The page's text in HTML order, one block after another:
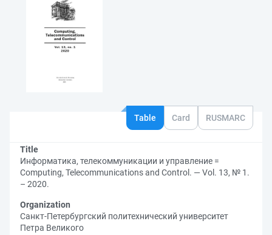
Table Card RUSMARC
Title
Информатика, телекоммуникации и управление =
Computing, Telecommunications and Control. — Vol. 13, № 1.
– 2020.
Organization
Санкт-Петербургский политехнический университет
Петра Великого